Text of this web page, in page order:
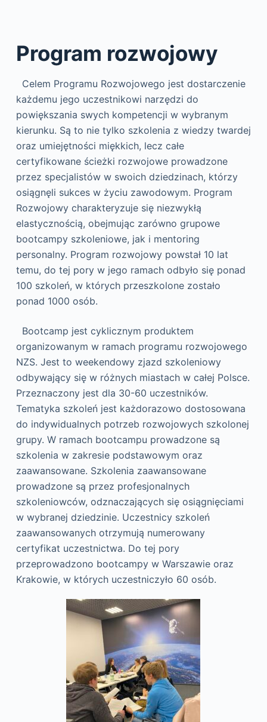
Program rozwojowy
Celem Programu Rozwojowego jest dostarczenie
każdemu jego uczestnikowi narzędzi do
powiększania swych kompetencji w wybranym
kierunku. Są to nie tylko szkolenia z wiedzy twardej
oraz umiejętności miękkich, lecz całe
certyfikowane ścieżki rozwojowe prowadzone
przez specjalistów w swoich dziedzinach, którzy
osiągnęli sukces w życiu zawodowym. Program
Rozwojowy charakteryzuje się niezwykłą
elastycznością, obejmując zarówno grupowe
bootcampy szkoleniowe, jak i mentoring
personalny. Program rozwojowy powstał 10 lat
temu, do tej pory w jego ramach odbyło się ponad
100 szkoleń, w których przeszkolone zostało
ponad 1000 osób.
Bootcamp jest cyklicznym produktem
organizowanym w ramach programu rozwojowego
NZS. Jest to weekendowy zjazd szkoleniowy
odbywający się w różnych miastach w całej Polsce.
Przeznaczony jest dla 30-60 uczestników.
Tematyka szkoleń jest każdorazowo dostosowana
do indywidualnych potrzeb rozwojowych szkolonej
grupy. W ramach bootcampu prowadzone są
szkolenia w zakresie podstawowym oraz
zaawansowane. Szkolenia zaawansowane
prowadzone są przez profesjonalnych
szkoleniowców, odznaczających się osiągnięciami
w wybranej dziedzinie. Uczestnicy szkoleń
zaawansowanych otrzymują numerowany
certyfikat uczestnictwa. Do tej pory
przeprowadzono bootcampy w Warszawie oraz
Krakowie, w których uczestniczyło 60 osób.